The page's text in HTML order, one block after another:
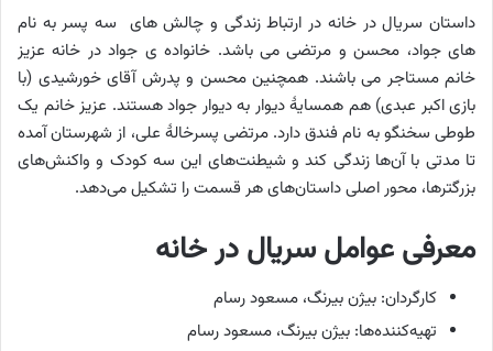
داستان سریال در خانه در ارتباط زندگی و چالش های سه پسر به نام
های جواد، محسن و مرتضی می باشد. خانواده ی جواد در خانه عزیز
خانم مستاجر می باشند. همچنین محسن و پدرش آقای خورشیدی (با
بازی اکبر عبدی) هم همسایهٔ دیوار به دیوار جواد هستند. عزیز خانم یک
طوطی سخنگو به نام فندق دارد. مرتضی پسرخالهٔ علی، از شهرستان آمده
تا مدتی با آن‌ها زندگی کند و شیطنت‌های این سه کودک و واکنش‌های
بزرگترها، محور اصلی داستان‌های هر قسمت را تشکیل می‌دهد.
معرفی عوامل سریال در خانه
کارگردان: بیژن بیرنگ، مسعود رسام
تهیه‌کننده‌ها: بیژن بیرنگ، مسعود رسام